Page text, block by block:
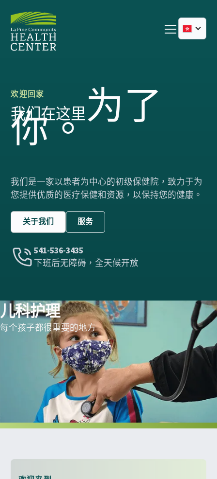
欢迎回家
我们在这里为了
你。
我们是一家以患者为中心的初级保健院，致力于为
您提供优质的医疗保健和资源，以保持您的健康。
关于我们 服务
541-536-3435
下班后无障碍，全天候开放
儿科护理
每个孩子都很重要的地方